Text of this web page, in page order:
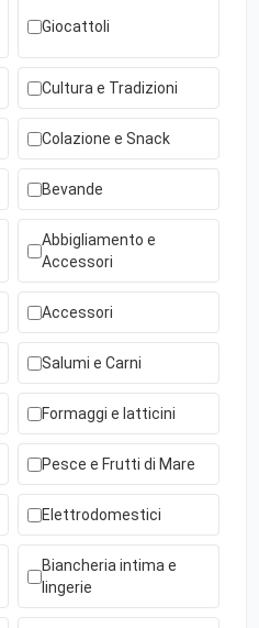
Giocattoli
Cultura e Tradizioni
Colazione e Snack
Bevande
Abbigliamento e
Accessori
Accessori
Salumi e Carni
Formaggi e latticini
Pesce e Frutti di Mare
Elettrodomestici
Biancheria intima e
lingerie